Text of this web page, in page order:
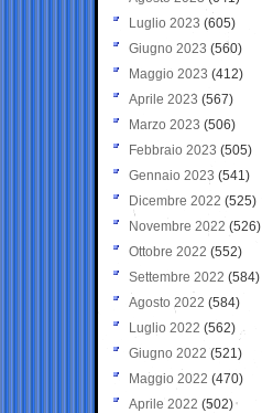
Luglio 2023 (605)
Giugno 2023 (560)
Maggio 2023 (412)
Aprile 2023 (567)
Marzo 2023 (506)
Febbraio 2023 (505)
Gennaio 2023 (541)
Dicembre 2022 (525)
Novembre 2022 (526)
Ottobre 2022 (552)
Settembre 2022 (584)
Agosto 2022 (584)
Luglio 2022 (562)
Giugno 2022 (521)
Maggio 2022 (470)
Aprile 2022 (502)